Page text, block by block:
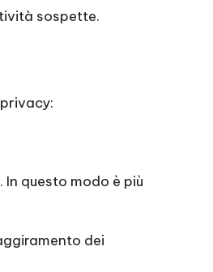
sospette.
questo modo è più
dei